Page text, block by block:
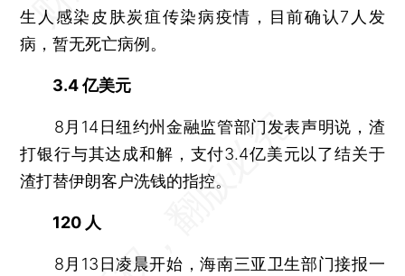
生人感染皮肤炭疽传染病疫情，目前确认7人发
病，暂无死亡病例。
3.4 亿美元
8月14日纽约州金融监管部门发表声明说，渣
打银行与其达成和解，支付3.4亿美元以了结关于
渣打替伊朗客户洗钱的指控。
120 人
8月13日凌晨开始，海南三亚卫生部门接报一